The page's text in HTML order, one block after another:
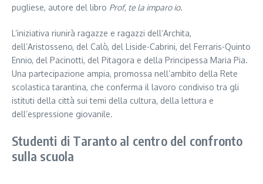
pugliese, autore del libro Prof, te la imparo io.
L’iniziativa riunirà ragazze e ragazzi dell’Archita,
dell’Aristosseno, del Calò, del Liside-Cabrini, del Ferraris-Quinto
Ennio, del Pacinotti, del Pitagora e della Principessa Maria Pia.
Una partecipazione ampia, promossa nell’ambito della Rete
scolastica tarantina, che conferma il lavoro condiviso tra gli
istituti della città sui temi della cultura, della lettura e
dell’espressione giovanile.
Studenti di Taranto al centro del confronto
sulla scuola